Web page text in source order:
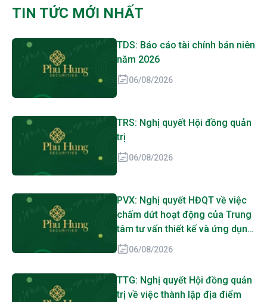
TIN TỨC MỚI NHẤT
TDS: Báo cáo tài chính bán niên
năm 2026
06/08/2026
TRS: Nghị quyết Hội đồng quản
trị
06/08/2026
PVX: Nghị quyết HĐQT về việc
chấm dứt hoạt động của Trung
tâm tư vấn thiết kế và ứng dụng
Kỹ thuật PVC
06/08/2026
TTG: Nghị quyết Hội đồng quản
trị về việc thành lập địa điểm